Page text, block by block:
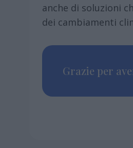
anche di soluzioni
dei cambiamenti
Grazie per